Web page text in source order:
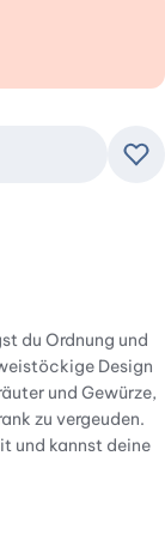
du Ordnung und
Design
und Gewürze,
zu vergeuden.
und kannst deine
auch in